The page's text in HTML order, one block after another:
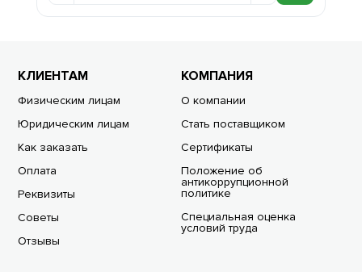
КЛИЕНТАМ
Физическим лицам
Юридическим лицам
Как заказать
Оплата
Реквизиты
Советы
Отзывы
КОМПАНИЯ
О компании
Стать поставщиком
Сертификаты
Положение об
антикоррупционной
политике
Специальная оценка
условий труда